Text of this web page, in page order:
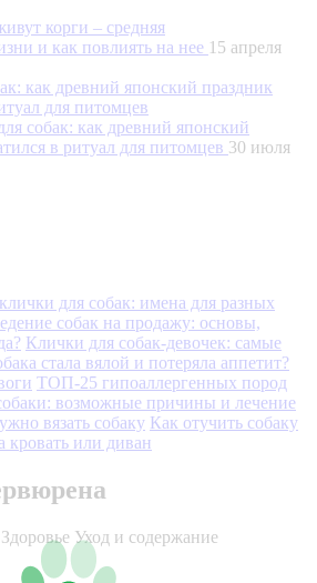
корги – средняя
и как повлиять на нее 15 апреля
собак: как древний японский
в ритуал для питомцев 30 июля
для собак: имена для разных
собак на продажу: основы,
Клички для собак-девочек: самые
стала вялой и потеряла аппетит?
ТОП-25 гипоаллергенных пород
возможные причины и лечение
вязать собаку Как отучить собаку
кровать или диван
Здоровье Уход и содержание